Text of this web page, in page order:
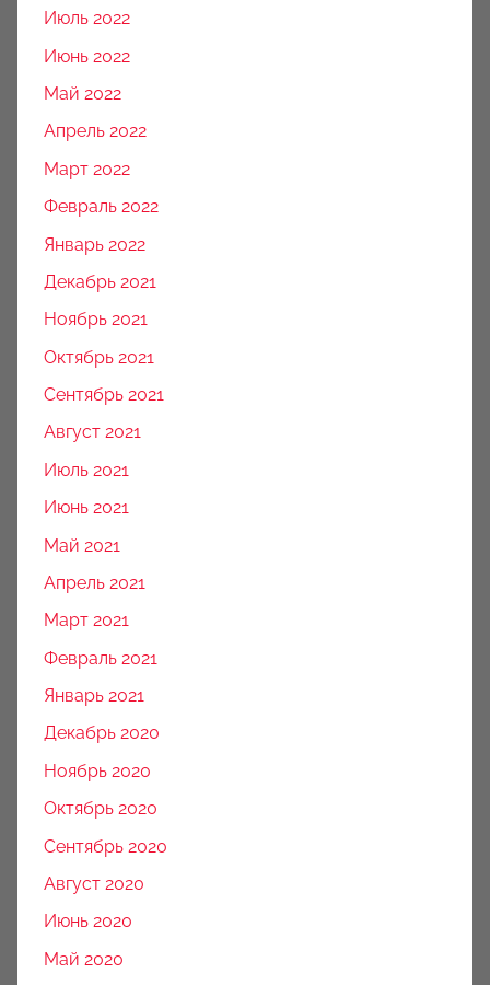
Июль 2022
Июнь 2022
Май 2022
Апрель 2022
Март 2022
Февраль 2022
Январь 2022
Декабрь 2021
Ноябрь 2021
Октябрь 2021
Сентябрь 2021
Август 2021
Июль 2021
Июнь 2021
Май 2021
Апрель 2021
Март 2021
Февраль 2021
Январь 2021
Декабрь 2020
Ноябрь 2020
Октябрь 2020
Сентябрь 2020
Август 2020
Июнь 2020
Май 2020